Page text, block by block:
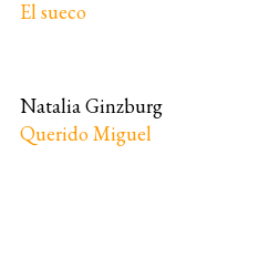
El sueco
Natalia Ginzburg
Querido Miguel